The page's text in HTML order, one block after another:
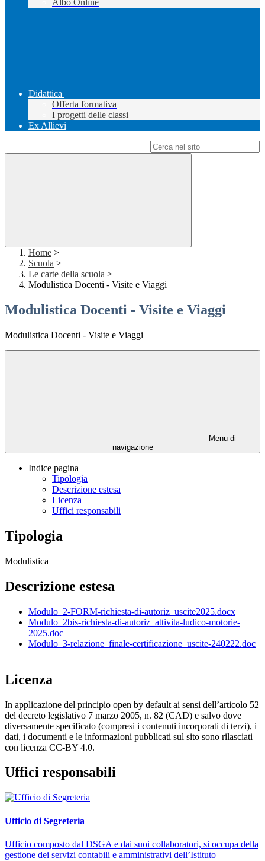
Albo Online
Didattica
Offerta formativa
I progetti delle classi
Ex Allievi
Home >
Scuola >
Le carte della scuola >
Modulistica Docenti - Visite e Viaggi
Modulistica Docenti - Visite e Viaggi
Modulistica Docenti - Visite e Viaggi
Menu di
navigazione
Indice pagina
Tipologia
Descrizione estesa
Licenza
Uffici responsabili
Tipologia
Modulistica
Descrizione estesa
Modulo_2-FORM-richiesta-di-autoriz_uscite2025.docx
Modulo_2bis-richiesta-di-autoriz_attivita-ludico-motorie-
2025.doc
Modulo_3-relazione_finale-certificazione_uscite-240222.doc
Licenza
In applicazione del principio open by default ai sensi dell’articolo 52
del decreto legislativo 7 marzo 2005, n. 82 (CAD) e salvo dove
diversamente specificato (compresi i contenuti incorporati di terzi), i
dati, i documenti e le informazioni pubblicati sul sito sono rilasciati
con licenza CC-BY 4.0.
Uffici responsabili
Ufficio di Segreteria
Ufficio composto dal DSGA e dai suoi collaboratori, si occupa della
gestione dei servizi contabili e amministrativi dell’Istituto